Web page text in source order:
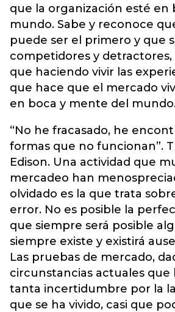
que la organización esté en
mundo. Sabe y reconoce
puede ser el primero y que
competidores y
que haciendo vivir las
que hace que el mercado
en boca y mente del
“No he fracasado, he
formas que no funcionan”.
Edison. Una actividad que
mercadeo han
olvidado es la que trata
error. No es posible la
que siempre será posible
siempre existe y existirá
Las pruebas de mercado,
circunstancias actuales que
tanta incertidumbre por la
que se ha vivido, casi que